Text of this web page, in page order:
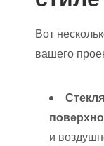
Вот
вашего
и